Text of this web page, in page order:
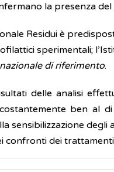
la presenza
Residui è
sperimentali;
di riferimento.
delle analisi
ben al
sensibilizzazione degli
confronti dei